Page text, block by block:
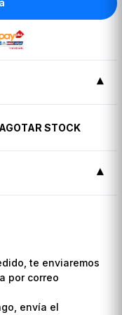
STOCK
te enviaremos
por correo
envía el